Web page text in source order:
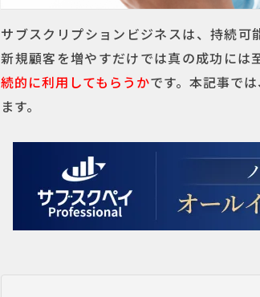
サブスクリプションビジネスは、持続
新規顧客を増やすだけでは真の成功には
続的に利用してもらうかです。本記事で
ます。